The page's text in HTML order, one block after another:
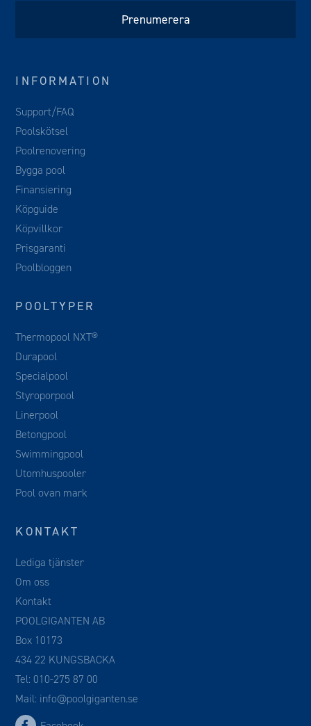
INFORMATION
Support/FAQ
Poolskötsel
Poolrenovering
Bygga pool
Finansiering
Köpguide
Köpvillkor
Prisgaranti
Poolbloggen
POOLTYPER
Thermopool NXT®
Durapool
Specialpool
Styroporpool
Linerpool
Betongpool
Swimmingpool
Utomhuspooler
Pool ovan mark
KONTAKT
Lediga tjänster
Om oss
Kontakt
POOLGIGANTEN AB
Box 10173
434 22 KUNGSBACKA
Tel:010-275 87 00
Mail: info@poolgiganten.se